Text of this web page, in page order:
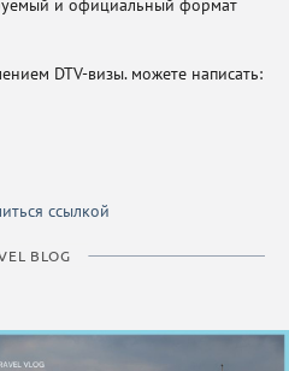
и официальный формат
DTV-визы. можете написать:
ссылкой
BLOG